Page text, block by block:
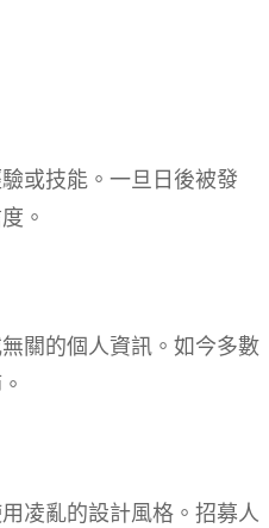
或技能。一旦日後被發
。
關的個人資訊。如今多數
凌亂的設計風格。招募人